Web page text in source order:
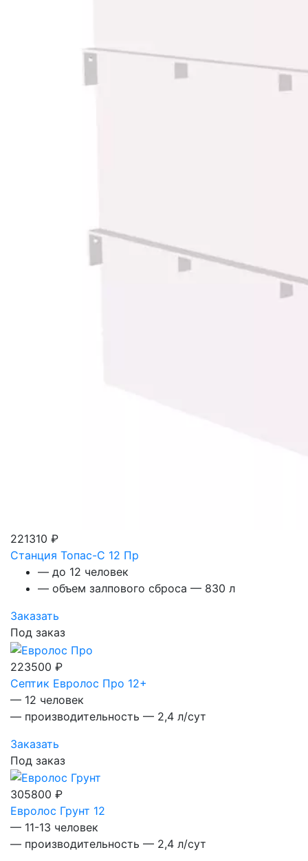
221310 ₽
Станция Топас-С 12 Пр
— до 12 человек
— объем залпового сброса — 830 л
Заказать
Под заказ
223500 ₽
Септик Евролос Про 12+
— 12 человек
— производительность — 2,4 л/сут
Заказать
Под заказ
305800 ₽
Евролос Грунт 12
— 11-13 человек
— производительность — 2,4 л/сут